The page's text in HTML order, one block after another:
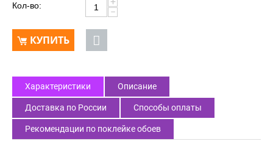
Кол-во:
−
КУПИТЬ
Характеристики Описание
Доставка по России Способы оплаты
Рекомендации по поклейке обоев